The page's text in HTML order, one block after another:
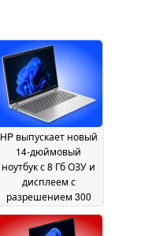
HP выпускает новый
14-дюймовый
ноутбук с 8 Гб ОЗУ и
дисплеем с
разрешением 300
$1 90004 June 2026